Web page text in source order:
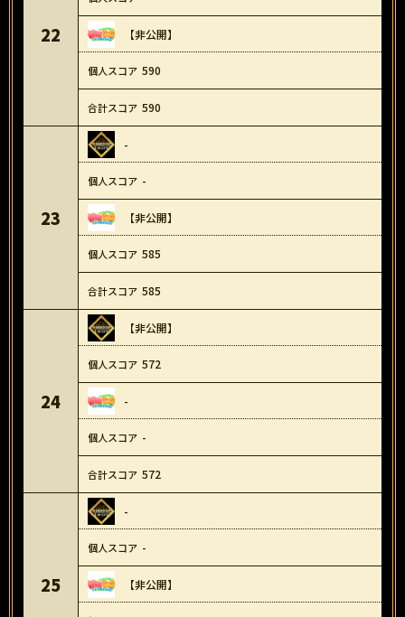
22 【非公開】
590
590
23
-
-
【非公開】
585
585
24
【非公開】
572
-
-
572
25
-
-
【非公開】